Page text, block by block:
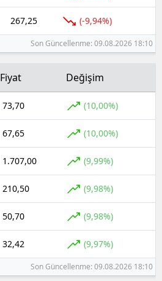
267,25 (-9,94%)
Son Güncellenme: 09.08.2026 18:10
Fiyat Değişim
73,70 (10,00%)
67,65 (10,00%)
1.707,00 (9,99%)
210,50 (9,98%)
50,70 (9,98%)
32,42 (9,97%)
Son Güncellenme: 09.08.2026 18:10